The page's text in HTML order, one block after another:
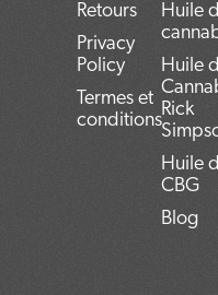
Retours
Privacy
Policy
Termes et
conditions
Huile
Huile
Rick
Huile
CBG
Blog